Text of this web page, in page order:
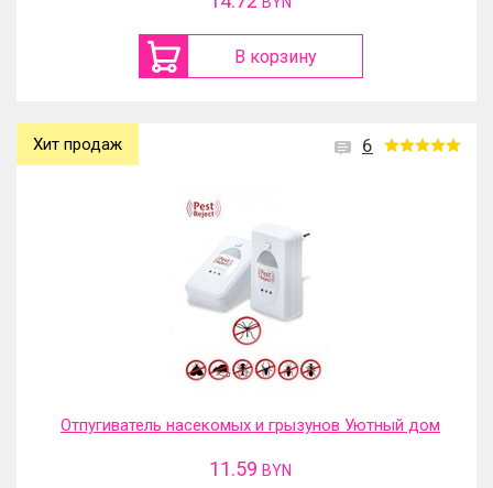
В корзину
6
Хит продаж
Отпугиватель насекомых и грызунов Уютный дом
11.59 BYN